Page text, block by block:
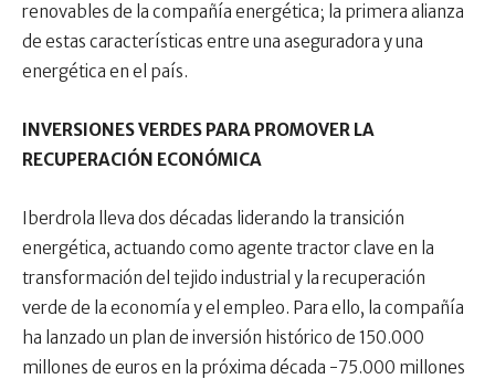
renovables de la compañía energética; la primera alianza
de estas características entre una aseguradora y una
energética en el país.
INVERSIONES VERDES PARA PROMOVER LA
RECUPERACIÓN ECONÓMICA
Iberdrola lleva dos décadas liderando la transición
energética, actuando como agente tractor clave en la
transformación del tejido industrial y la recuperación
verde de la economía y el empleo. Para ello, la compañía
ha lanzado un plan de inversión histórico de 150.000
millones de euros en la próxima década -75.000 millones